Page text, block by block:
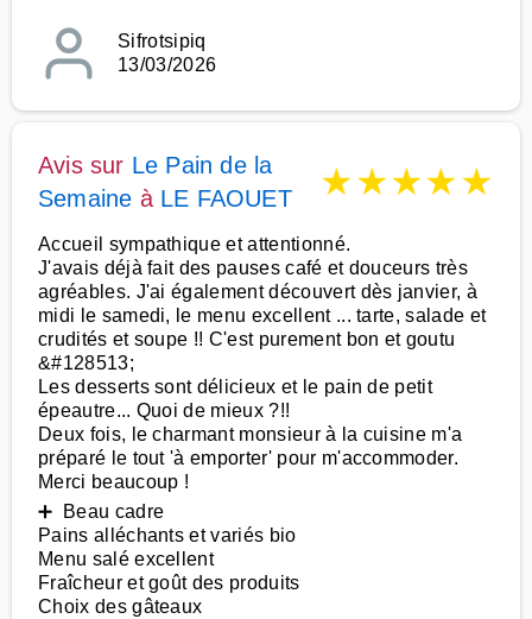
Sifrotsipiq
13/03/2026
Avis sur Le Pain de la
Semaine à LE FAOUET ★★★★★
Accueil sympathique et attentionné.
J'avais déjà fait des pauses café et douceurs très
agréables. J'ai également découvert dès janvier, à
midi le samedi, le menu excellent ... tarte, salade et
crudités et soupe !! C'est purement bon et goutu
&#128513;
Les desserts sont délicieux et le pain de petit
épeautre... Quoi de mieux ?!!
Deux fois, le charmant monsieur à la cuisine m'a
préparé le tout 'à emporter' pour m'accommoder.
Merci beaucoup !
➕ Beau cadre
Pains alléchants et variés bio
Menu salé excellent
Fraîcheur et goût des produits
Choix des gâteaux